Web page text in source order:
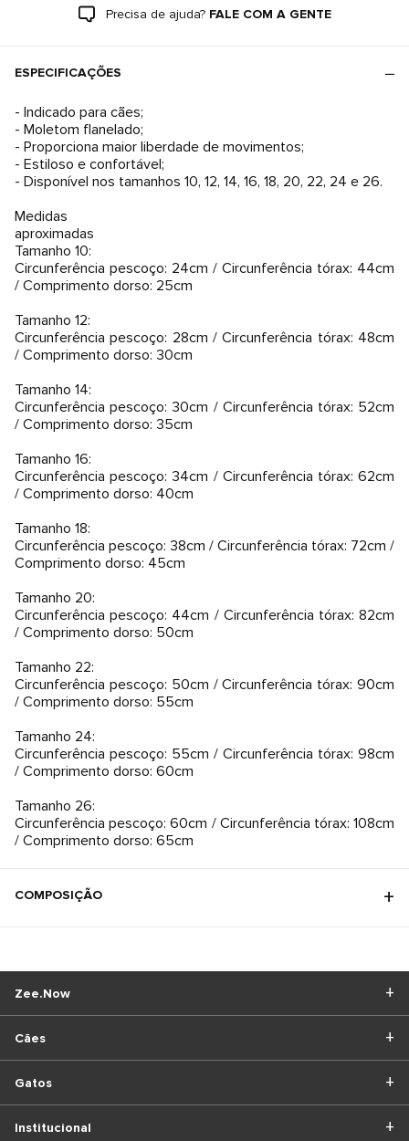
Precisa de ajuda? FALE COM A GENTE
ESPECIFICAÇÕES
- Indicado para cães;
- Moletom flanelado;
- Proporciona maior liberdade de movimentos;
- Estiloso e confortável;
- Disponível nos tamanhos 10, 12, 14, 16, 18, 20, 22, 24 e 26.
Medidas
aproximadas
Tamanho 10:
Circunferência pescoço: 24cm / Circunferência tórax: 44cm
/ Comprimento dorso: 25cm
Tamanho 12:
Circunferência pescoço: 28cm / Circunferência tórax: 48cm
/ Comprimento dorso: 30cm
Tamanho 14:
Circunferência pescoço: 30cm / Circunferência tórax: 52cm
/ Comprimento dorso: 35cm
Tamanho 16:
Circunferência pescoço: 34cm / Circunferência tórax: 62cm
/ Comprimento dorso: 40cm
Tamanho 18:
Circunferência pescoço: 38cm / Circunferência tórax: 72cm /
Comprimento dorso: 45cm
Tamanho 20:
Circunferência pescoço: 44cm / Circunferência tórax: 82cm
/ Comprimento dorso: 50cm
Tamanho 22:
Circunferência pescoço: 50cm / Circunferência tórax: 90cm
/ Comprimento dorso: 55cm
Tamanho 24:
Circunferência pescoço: 55cm / Circunferência tórax: 98cm
/ Comprimento dorso: 60cm
Tamanho 26:
Circunferência pescoço: 60cm / Circunferência tórax: 108cm
/ Comprimento dorso: 65cm
COMPOSIÇÃO
Cães
Gatos
Zee.Now
Institucional